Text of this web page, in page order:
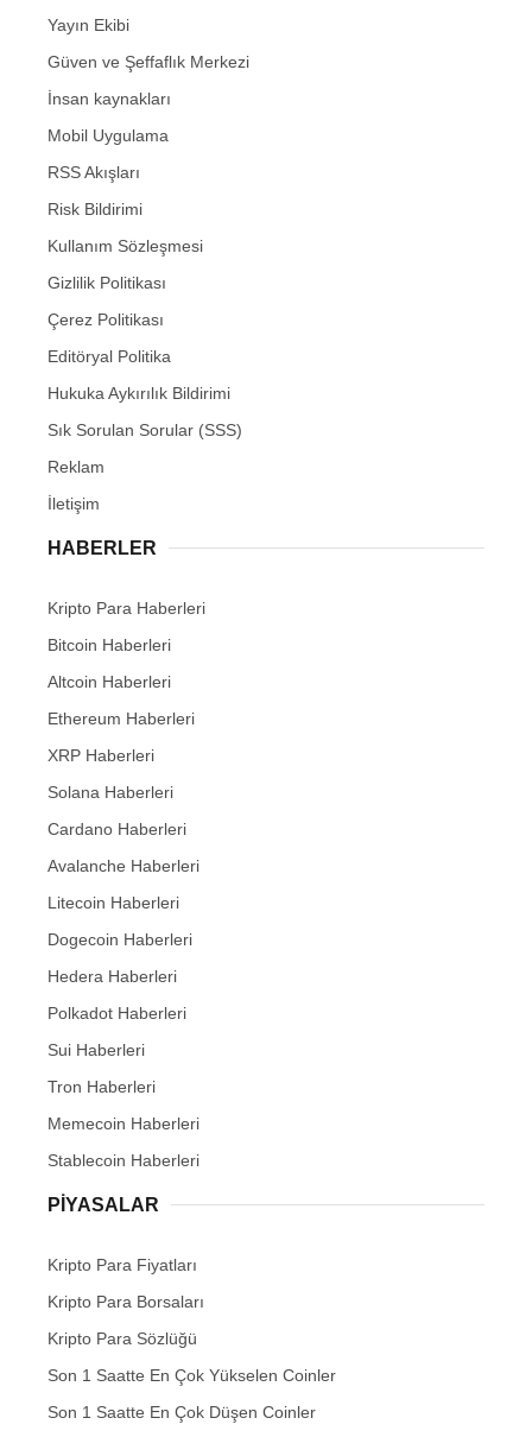
Yayın Ekibi
Güven ve Şeffaflık Merkezi
İnsan kaynakları
Mobil Uygulama
RSS Akışları
Risk Bildirimi
Kullanım Sözleşmesi
Gizlilik Politikası
Çerez Politikası
Editöryal Politika
Hukuka Aykırılık Bildirimi
Sık Sorulan Sorular (SSS)
Reklam
İletişim
HABERLER
Kripto Para Haberleri
Bitcoin Haberleri
Altcoin Haberleri
Ethereum Haberleri
XRP Haberleri
Solana Haberleri
Cardano Haberleri
Avalanche Haberleri
Litecoin Haberleri
Dogecoin Haberleri
Hedera Haberleri
Polkadot Haberleri
Sui Haberleri
Tron Haberleri
Memecoin Haberleri
Stablecoin Haberleri
PIYASALAR
Kripto Para Fiyatları
Kripto Para Borsaları
Kripto Para Sözlüğü
Son 1 Saatte En Çok Yükselen Coinler
Son 1 Saatte En Çok Düşen Coinler